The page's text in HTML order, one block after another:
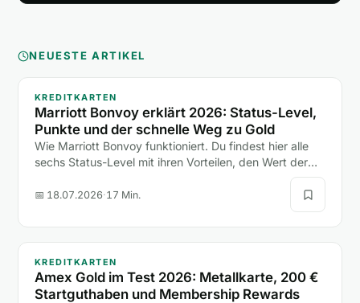
NEUESTE ARTIKEL
KREDITKARTEN
Marriott Bonvoy erklärt 2026: Status-Level,
Punkte und der schnelle Weg zu Gold
Wie Marriott Bonvoy funktioniert. Du findest hier alle
sechs Status-Level mit ihren Vorteilen, den Wert der
Punkte und zwei Abkürzungen zum Gold-Status ohne
eine einzige Hotelnacht.
📅 18.07.2026·17 Min.
KREDITKARTEN
Amex Gold im Test 2026: Metallkarte, 200 €
Startguthaben und Membership Rewards